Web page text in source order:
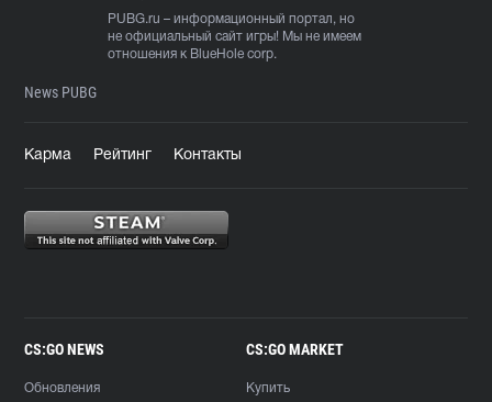
PUBG.ru – информационный портал, но
не официальный сайт игры! Мы не имеем
отношения к BlueHole corp.
News PUBG
Карма Рейтинг Контакты
CS:GO NEWS
Обновления
CS:GO MARKET
Купить